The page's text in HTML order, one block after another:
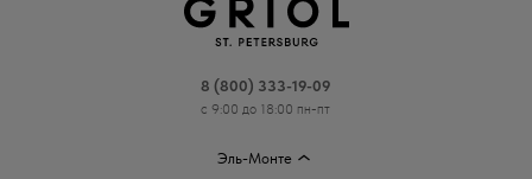
8 (800) 333-19-09
с 9:00 до 18:00 пн-пт
Эль-Монте